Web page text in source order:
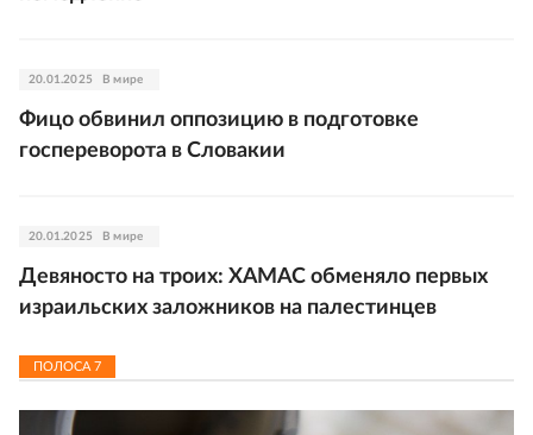
20.01.2025 В мире
Фицо обвинил оппозицию в подготовке
госпереворота в Словакии
20.01.2025 В мире
Девяносто на троих: ХАМАС обменяло первых
израильских заложников на палестинцев
ПОЛОСА 7